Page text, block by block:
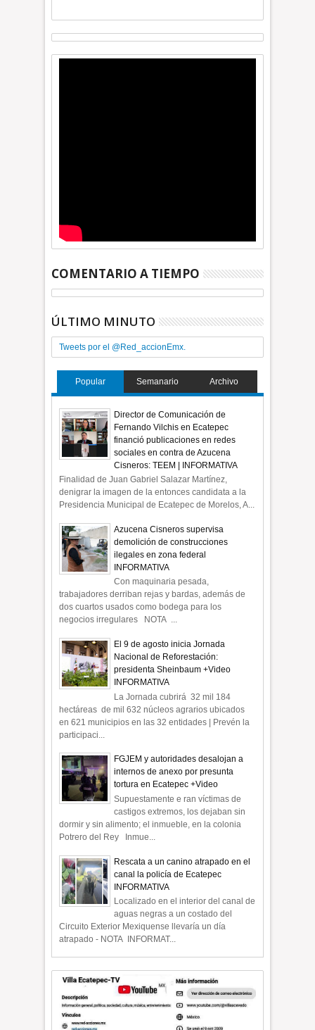
COMENTARIO A TIEMPO
ÚLTIMO MINUTO
Tweets por el @Red_accionEmx.
Popular Semanario Archivo
Director de Comunicación de
Fernando Vilchis en Ecatepec
financió publicaciones en redes
sociales en contra de Azucena
Cisneros: TEEM | INFORMATIVA
Finalidad de Juan Gabriel Salazar Martínez,
denigrar la imagen de la entonces candidata a la
Presidencia Municipal de Ecatepec de Morelos, A...
Azucena Cisneros supervisa
demolición de construcciones
ilegales en zona federal
INFORMATIVA
Con maquinaria pesada,
trabajadores derriban rejas y bardas, además de
dos cuartos usados como bodega para los
negocios irregulares NOTA ...
El 9 de agosto inicia Jornada
Nacional de Reforestación:
presidenta Sheinbaum +Video
INFORMATIVA
La Jornada cubrirá 32 mil 184
hectáreas de mil 632 núcleos agrarios ubicados
en 621 municipios en las 32 entidades | Prevén la
participaci...
FGJEM y autoridades desalojan a
internos de anexo por presunta
tortura en Ecatepec +Video
Supuestamente e ran víctimas de
castigos extremos, los dejaban sin
dormir y sin alimento; el inmueble, en la colonia
Potrero del Rey Inmue...
Rescata a un canino atrapado en el
canal la policía de Ecatepec
INFORMATIVA
Localizado en el interior del canal de
aguas negras a un costado del
Circuito Exterior Mexiquense llevaría un día
atrapado - NOTA INFORMAT...